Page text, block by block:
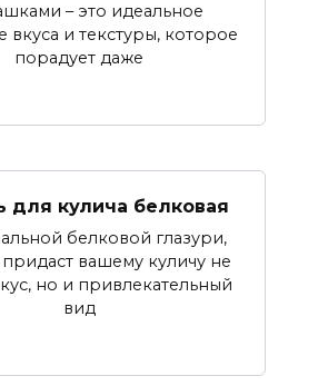
– это идеальное
вкуса и текстуры, которое
порадует даже
для кулича белковая
белковой глазури,
вашему куличу не
но и привлекательный
вид